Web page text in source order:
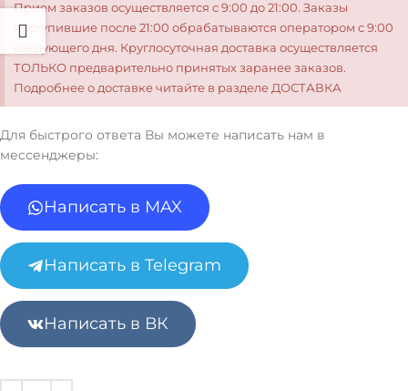
Прием заказов осуществляется с 9:00 до 21:00. Заказы
поступившие после 21:00 обрабатываются оператором с 9:00
следующего дня. Круглосуточная доставка осуществляется
ТОЛЬКО предварительно принятых заранее заказов.
Подробнее о доставке читайте в разделе ДОСТАВКА
Для быстрого ответа Вы можете написать нам в
мессенджеры:
Написать в MAX
Написать в Telegram
Написать в ВК